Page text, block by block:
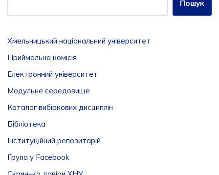
Пошук
Хмельницький національний університет
Приймальна комісія
Електронний університет
Модульне середовище
Каталог вибіркових дисциплін
Бібліотека
Інституційний репозитарій
Група у Facebook